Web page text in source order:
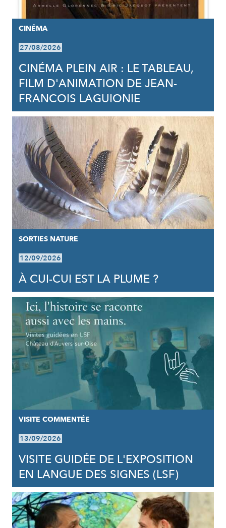
CINÉMA
27/08/2026
CINÉMA PLEIN AIR : LE TABLEAU,
FILM D'ANIMATION DE JEAN-
FRANCOIS LAGUIONIE
SORTIES NATURE
12/09/2026
À CUI-CUI EST LA PLUME ?
VISITE COMMENTÉE
13/09/2026
VISITE GUIDÉE DE L'EXPOSITION
EN LANGUE DES SIGNES (LSF)